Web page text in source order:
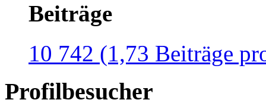
Beiträge
10 742 (1,73 Beiträge
Profilbesucher